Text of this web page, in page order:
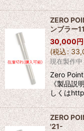
ZERO
ンブラー
30,000円
(税込:
現在製作
Zero
《製品説
しくは
ZERO
'21-